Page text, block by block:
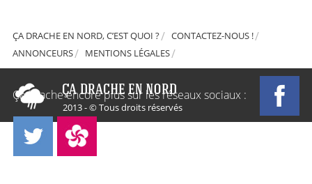
ÇA DRACHE EN NORD, C’EST QUOI ?
CONTACTEZ-NOUS !
ANNONCEURS
MENTIONS LÉGALES
2013 - © Tous droits réservés
Ça Drache encore plus sur les réseaux sociaux :